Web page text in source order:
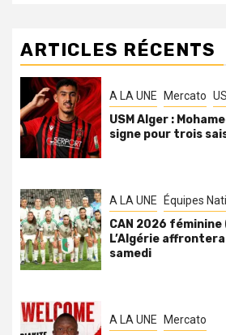
ARTICLES RÉCENTS
A LA UNE Mercato
USM Alger :
signe pour trois
A LA UNE Équipes
CAN 2026 féminine
L’Algérie
samedi
A LA UNE Mercato